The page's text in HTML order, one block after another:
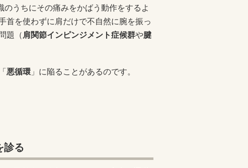
うちにその痛みをかばう動作をするよ
首を使わずに肩だけで不自然に腕を振っ
題（ 肩関節インピンジメント症候群や腱
悪循環 」に陥ることがあるのです。
診る